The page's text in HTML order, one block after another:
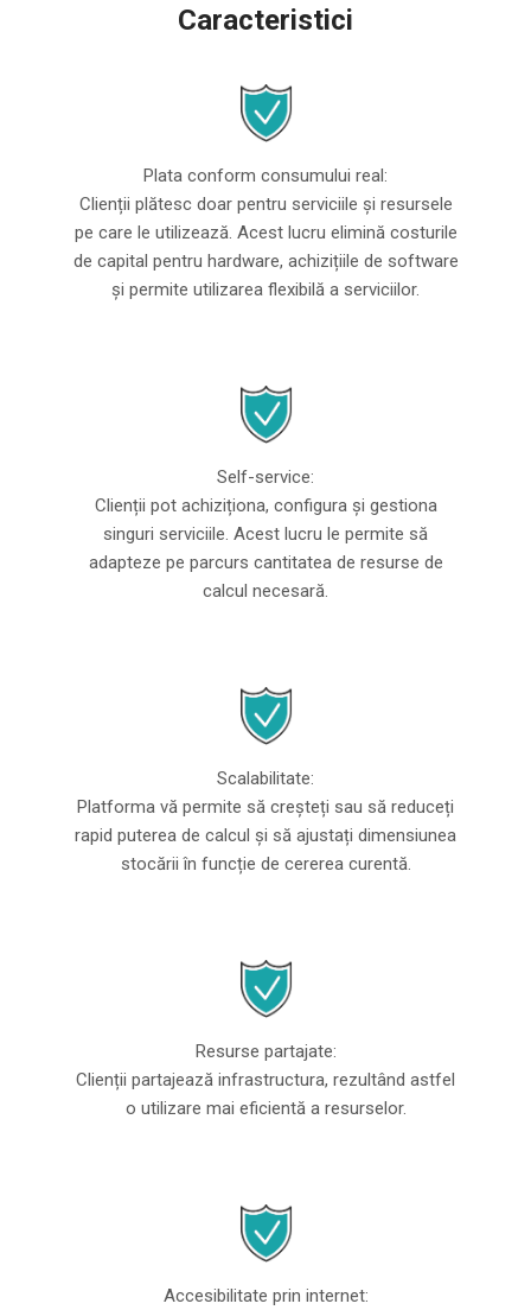
Caracteristici
Plata conform consumului real:
Clienții plătesc doar pentru serviciile și resursele
pe care le utilizează. Acest lucru elimină costurile
de capital pentru hardware, achizițiile de software
și permite utilizarea flexibilă a serviciilor.
Self-service:
Clienții pot achiziționa, configura și gestiona
singuri serviciile. Acest lucru le permite să
adapteze pe parcurs cantitatea de resurse de
calcul necesară.
Scalabilitate:
Platforma vă permite să creșteți sau să reduceți
rapid puterea de calcul și să ajustați dimensiunea
stocării în funcție de cererea curentă.
Resurse partajate:
Clienții partajează infrastructura, rezultând astfel
o utilizare mai eficientă a resurselor.
Accesibilitate prin internet: